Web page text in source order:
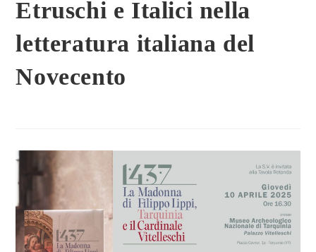
Etruschi e Italici nella
letteratura italiana del
Novecento